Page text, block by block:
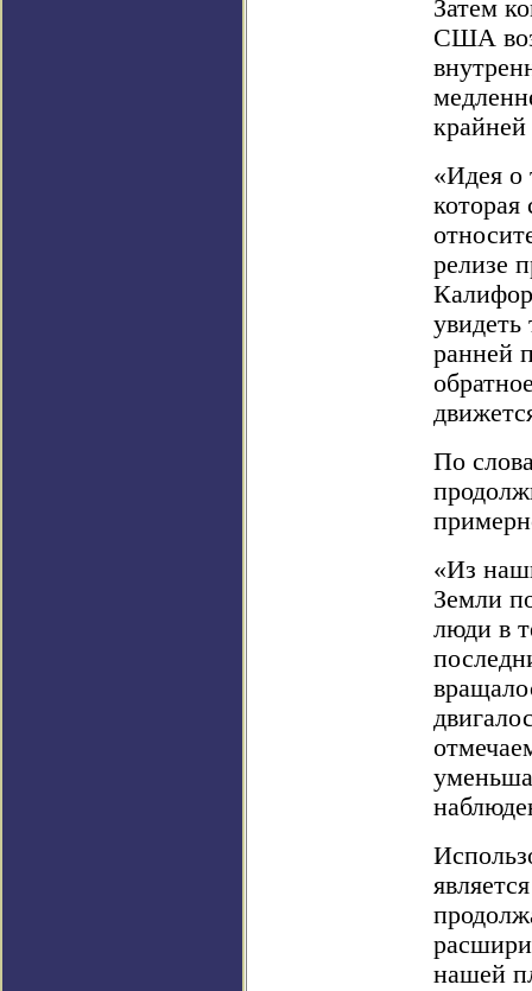
Затем
США
крайней
«Идея о
которая
релизе
увидеть
ранней
По
«Из
Земли
люди в
нашей